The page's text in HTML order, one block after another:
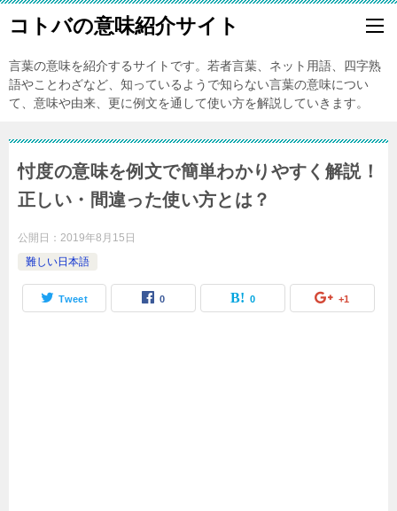
コトバの意味紹介サイト
言葉の意味を紹介するサイトです。若者言葉、ネット用語、四字熟
語やことわざなど、知っているようで知らない言葉の意味につい
て、意味や由来、更に例文を通して使い方を解説していきます。
忖度の意味を例文で簡単わかりやすく解説！
正しい・間違った使い方とは？
公開日： 2019年8月15日
難しい日本語
Tweet 0 0 +1